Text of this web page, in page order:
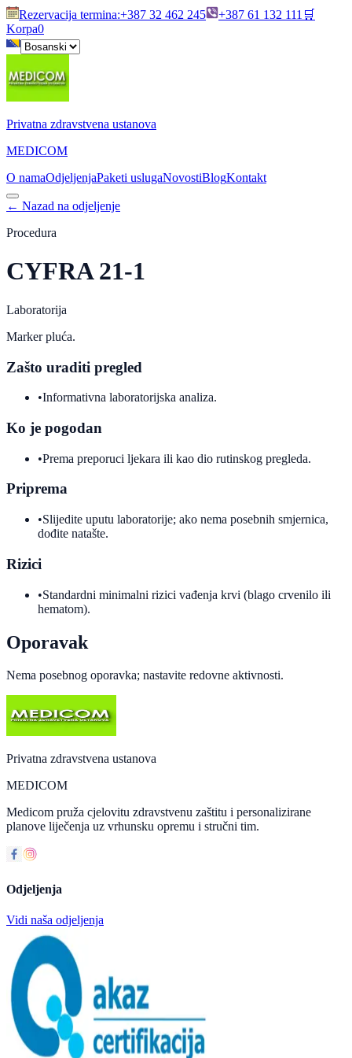
Rezervacija termina:+387 32 462 245 +387 61 132 111 🛒
Korpa0
Privatna zdravstvena ustanova
MEDICOM
O namaOdjeljenjaPaketi uslugaNovostiBlogKontakt
← Nazad na odjeljenje
Procedura
CYFRA 21-1
Laboratorija
Marker pluća.
Zašto uraditi pregled
•Informativna laboratorijska analiza.
Ko je pogodan
•Prema preporuci ljekara ili kao dio rutinskog pregleda.
Priprema
•Slijedite uputu laboratorije; ako nema posebnih smjernica,
dođite natašte.
Rizici
•Standardni minimalni rizici vađenja krvi (blago crvenilo ili
hematom).
Oporavak
Nema posebnog oporavka; nastavite redovne aktivnosti.
Privatna zdravstvena ustanova
MEDICOM
Medicom pruža cjelovitu zdravstvenu zaštitu i personalizirane
planove liječenja uz vrhunsku opremu i stručni tim.
Odjeljenja
Vidi naša odjeljenja